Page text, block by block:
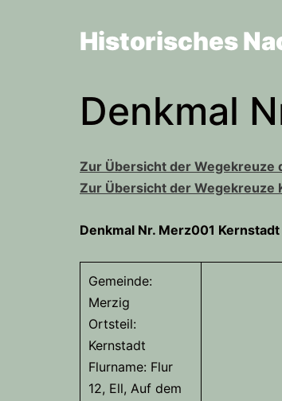
Historisches
Denkmal
Zur Übersicht der Wegekreuze
Zur Übersicht der Wegekreuze
Denkmal Nr. Merz001
Gemeinde:
Merzig
Ortsteil:
Kernstadt
Flurname: Flur
12, Ell, Auf dem